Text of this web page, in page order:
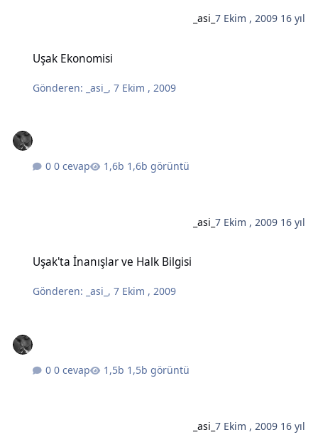
_asi_ 7 Ekim , 2009 16 yıl
Uşak Ekonomisi
Gönderen: _asi_ ,7 Ekim , 2009
0 cevap 1,6b görüntü
_asi_ 7 Ekim , 2009 16 yıl
Uşak'ta İnanışlar ve Halk Bilgisi
Gönderen: _asi_ ,7 Ekim , 2009
0 cevap 1,5b görüntü
_asi_ 7 Ekim , 2009 16 yıl